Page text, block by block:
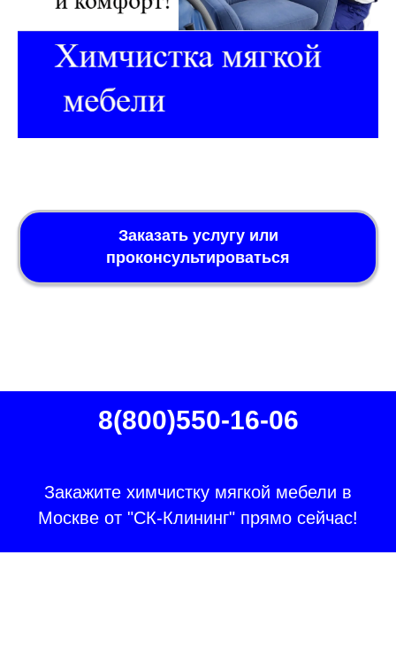
Заказать услугу или
проконсультироваться
8(800)550-16-06
Закажите химчистку мягкой мебели в
Москве от "СК-Клининг" прямо сейчас!